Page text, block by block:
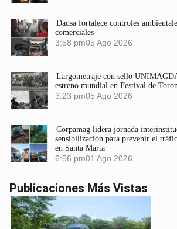
Dadsa fortalece controles
comerciales
3:58 pm05 Ago 2026
Largometraje con sello
estreno mundial en Festival de
3:23 pm05 Ago 2026
Corpamag lidera jornada
sensibilización para prevenir el
en Santa Marta
6:56 pm01 Ago 2026
Publicaciones Más Vistas